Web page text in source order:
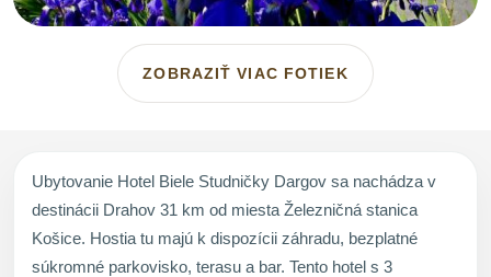
ZOBRAZIŤ VIAC FOTIEK
Ubytovanie Hotel Biele Studničky Dargov sa nachádza v
destinácii Drahov 31 km od miesta Železničná stanica
Košice. Hostia tu majú k dispozícii záhradu, bezplatné
súkromné parkovisko, terasu a bar. Tento hotel s 3